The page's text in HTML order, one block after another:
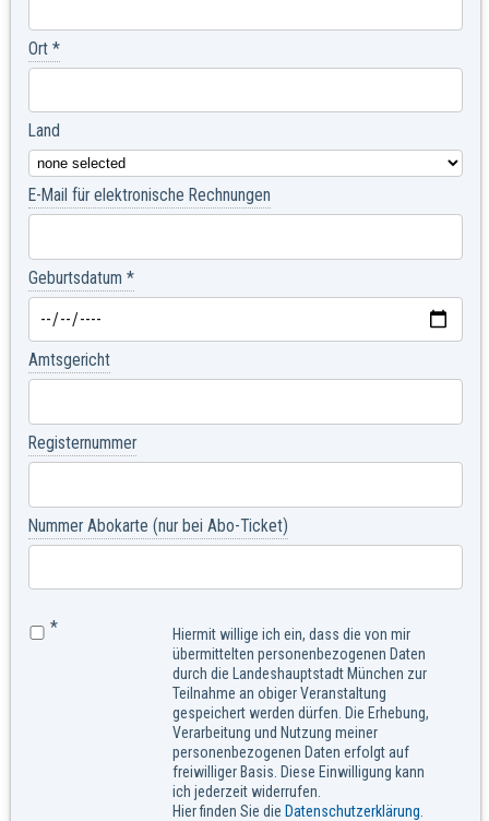
Ort *
Land
E-Mail für elektronische Rechnungen
Geburtsdatum *
Amtsgericht
Registernummer
Nummer Abokarte (nur bei Abo-Ticket)
*
Hiermit willige ich ein, dass die von mir
übermittelten personenbezogenen Daten
durch die Landeshauptstadt München zur
Teilnahme an obiger Veranstaltung
gespeichert werden dürfen. Die Erhebung,
Verarbeitung und Nutzung meiner
personenbezogenen Daten erfolgt auf
freiwilliger Basis. Diese Einwilligung kann
ich jederzeit widerrufen.
Hier finden Sie die Datenschutzerklärung